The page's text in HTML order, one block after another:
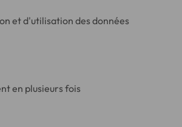
et d'utilisation des données
en plusieurs fois